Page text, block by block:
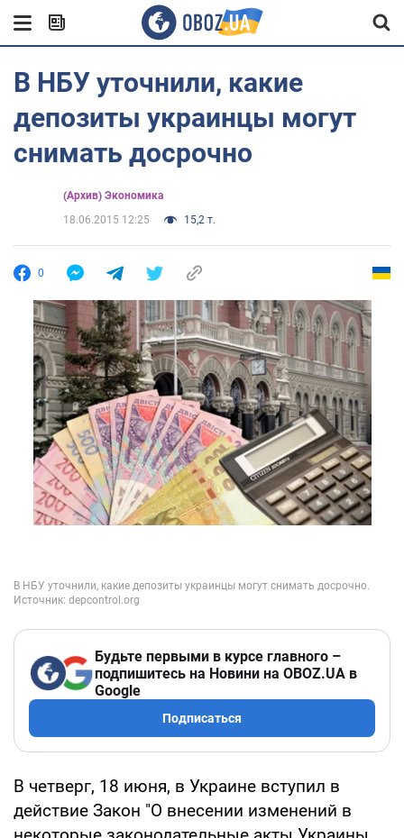
В НБУ уточнили, какие
депозиты украинцы могут
снимать досрочно
(Архив) Экономика
18.06.2015 12:25
15,2 т.
0
Будьте первыми в курсе главного –
подпишитесь на Новини на OBOZ.UA в
Google
Подписаться
В четверг, 18 июня, в Украине вступил в
действие Закон "О внесении изменений в